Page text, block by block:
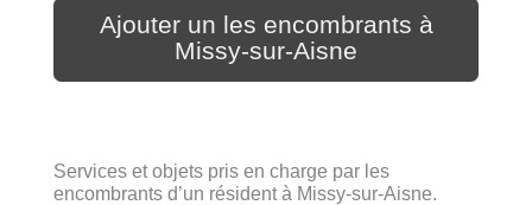
Ajouter un les encombrants à
Missy-sur-Aisne
Services et objets pris en charge par les
encombrants d’un résident à Missy-sur-Aisne.